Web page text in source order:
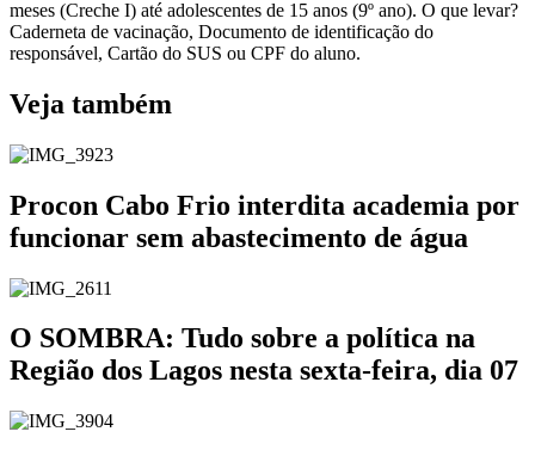
meses (Creche I) até adolescentes de 15 anos (9º ano). O que levar?
Caderneta de vacinação, Documento de identificação do
responsável, Cartão do SUS ou CPF do aluno.
Veja também
Procon Cabo Frio interdita academia por
funcionar sem abastecimento de água
O SOMBRA: Tudo sobre a política na
Região dos Lagos nesta sexta-feira, dia 07